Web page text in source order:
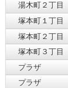
湯木町２丁目
塚本町１丁目
塚本町２丁目
塚本町３丁目
プラザ
プラザ